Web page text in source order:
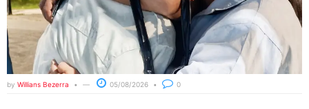
by Willians Bezerra 05/08/2026 0